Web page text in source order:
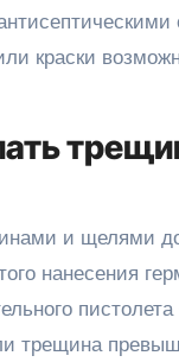
краски
и щелями
нанесения
трещина